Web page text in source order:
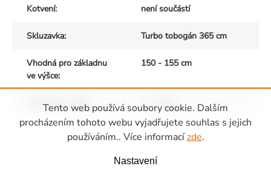
Tento web používá soubory cookie. Dalším
procházením tohoto webu vyjadřujete souhlas s jejich
používáním.. Více informacízde.
Nastavení
Kotvení: není součástí
Skluzavka: Turbo tobogán 365 cm
Vhodná pro základnu
ve výšce:
150 - 155 cm
Vhodné pro děti 3 - 10 let
Zápatí